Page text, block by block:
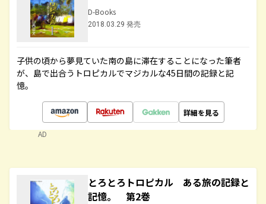
D-Books
2018.03.29 発売
子供の頃から夢見ていた南の島に滞在することになった筆者
が、島で出合うトロピカルでマジカルな45日間の記録と記
憶。
詳細を見る
AD
とろとろトロピカル ある旅の記録と
記憶。 第2巻